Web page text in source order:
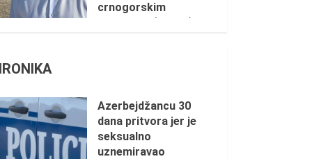
crnogorskim
ustašama (VIDEO)
Azerbejdžancu 30
dana pritvora jer je
seksualno
uznemiravao